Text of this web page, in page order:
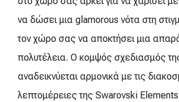
να δώσει μια glamorous νότα στη
τον χώρο σας να αποκτήσει μια
πολυτέλεια. Ο κομψός σχεδιασμός
αναδεικνύεται αρμονικά με τις
λεπτομέρειες της Swarovski